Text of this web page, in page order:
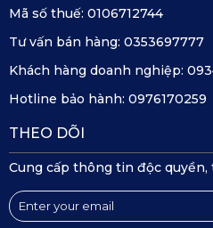
ADI Series: Thiết kế trẻ trung,
yêu thích sự năng động.
Mã số thuế: 0106712744
Tư vấn bán hàng: 0353697777
Khách hàng doanh nghiệp:
Hotline bảo hành: 0976170259
THEO DÕI
Cung cấp thông tin độc